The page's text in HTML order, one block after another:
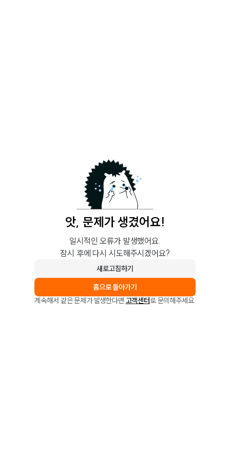
앗, 문제가 생겼어요!
일시적인 오류가 발생했어요.
잠시 후에 다시 시도해주시겠어요?
새로고침하기
홈으로 돌아가기
계속해서 같은 문제가 발생한다면 고객센터로 문의해주세요.